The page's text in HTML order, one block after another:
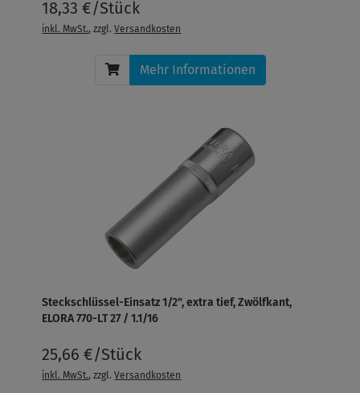
18,33 €/Stück
inkl. MwSt., zzgl.Versandkosten
Mehr Informationen
Steckschlüssel-Einsatz 1/2", extra tief, Zwölfkant,
ELORA 770-LT 27 / 1.1/16
25,66 €/Stück
inkl. MwSt., zzgl.Versandkosten